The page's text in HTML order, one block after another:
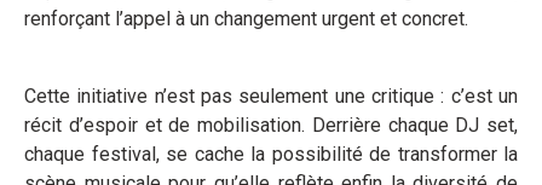
renforçant l’appel à un changement urgent et concret.
Cette initiative n’est pas seulement une critique : c’est un
récit d’espoir et de mobilisation. Derrière chaque DJ set,
chaque festival, se cache la possibilité de transformer la